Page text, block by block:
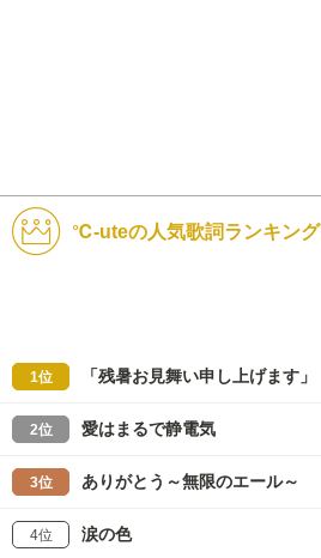
℃-uteの人気歌詞ランキング
1位 「残暑お見舞い申し上げます」
2位 愛はまるで静電気
3位 ありがとう～無限のエール～
4位 涙の色